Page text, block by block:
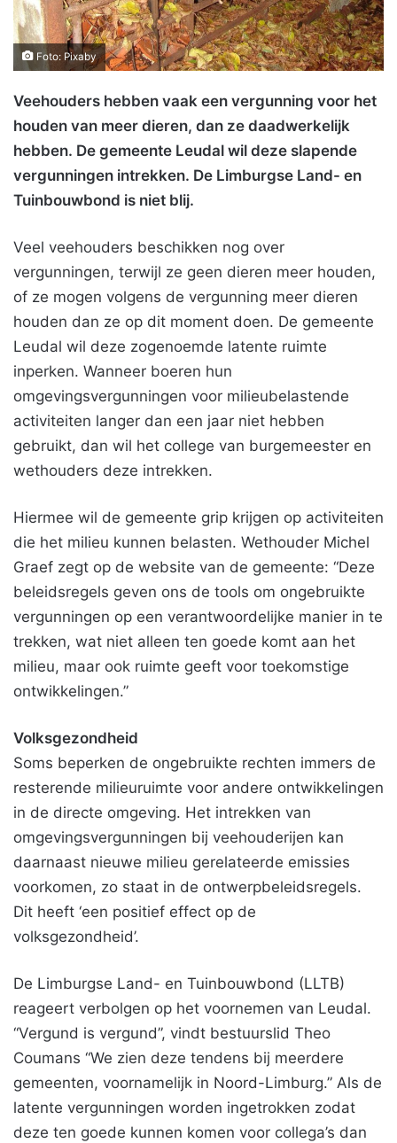
Foto: Pixaby
Veehouders hebben vaak een vergunning voor het
houden van meer dieren, dan ze daadwerkelijk
hebben. De gemeente Leudal wil deze slapende
vergunningen intrekken. De Limburgse Land- en
Tuinbouwbond is niet blij.
Veel veehouders beschikken nog over
vergunningen, terwijl ze geen dieren meer houden,
of ze mogen volgens de vergunning meer dieren
houden dan ze op dit moment doen. De gemeente
Leudal wil deze zogenoemde latente ruimte
inperken. Wanneer boeren hun
omgevingsvergunningen voor milieubelastende
activiteiten langer dan een jaar niet hebben
gebruikt, dan wil het college van burgemeester en
wethouders deze intrekken.
Hiermee wil de gemeente grip krijgen op activiteiten
die het milieu kunnen belasten. Wethouder Michel
Graef zegt op de website van de gemeente: “Deze
beleidsregels geven ons de tools om ongebruikte
vergunningen op een verantwoordelijke manier in te
trekken, wat niet alleen ten goede komt aan het
milieu, maar ook ruimte geeft voor toekomstige
ontwikkelingen.”
Volksgezondheid
Soms beperken de ongebruikte rechten immers de
resterende milieuruimte voor andere ontwikkelingen
in de directe omgeving. Het intrekken van
omgevingsvergunningen bij veehouderijen kan
daarnaast nieuwe milieu gerelateerde emissies
voorkomen, zo staat in de ontwerpbeleidsregels.
Dit heeft ‘een positief effect op de
volksgezondheid’.
De Limburgse Land- en Tuinbouwbond (LLTB)
reageert verbolgen op het voornemen van Leudal.
“Vergund is vergund”, vindt bestuurslid Theo
Coumans “We zien deze tendens bij meerdere
gemeenten, voornamelijk in Noord-Limburg.” Als de
latente vergunningen worden ingetrokken zodat
deze ten goede kunnen komen voor collega’s dan